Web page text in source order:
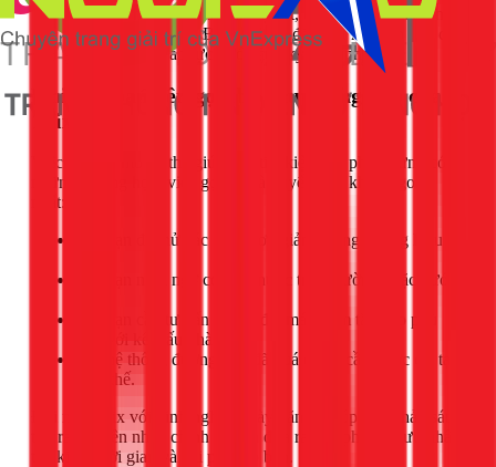
ổn định hơn, giảm số lần bật/tắt, tiết kiệm điện và tăng
tuổi thọ cho bơm. Bình tích áp đặc biệt hữu ích cho các
hệ thống cần áp lực nước cực kỳ ổn định.
Khi nào bạn nên gọi thợ chuyên nghiệp của
1Fix?
Việc tự mày mò có thể giúp bạn tiết kiệm chi phí, nhưng có
những trường hợp, việc gọi thợ là quyết định khôn ngoan
nhất:
Khi bạn đã thử các cách đơn giản nhưng không hiệu
Khi bạn nghi ngờ có rò rỉ nước trong tường hoặc dưới
Khi bạn cần tư vấn và lắp đặt máy bơm tăng áp phù
hợp với kết cấu nhà.
Khi hệ thống đường ống đã quá cũ và cần được cải tạo,
thay thế.
Đội ngũ 1Fix với kinh nghiệm dày dặn sẽ giúp bạn khảo sát,
tìm ra nguyên nhân chính xác và đưa ra giải pháp tối ưu nhất,
tiết kiệm thời gian và chi phí cho bạn.